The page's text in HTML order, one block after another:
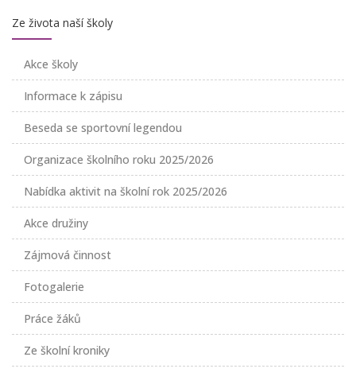
Ze života naší školy
Akce školy
Informace k zápisu
Beseda se sportovní legendou
Organizace školního roku 2025/2026
Nabídka aktivit na školní rok 2025/2026
Akce družiny
Zájmová činnost
Fotogalerie
Práce žáků
Ze školní kroniky